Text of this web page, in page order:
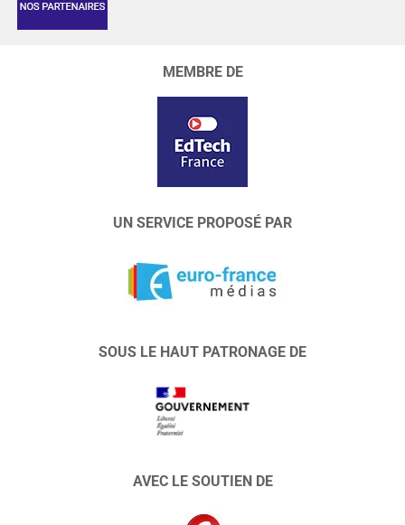
MEMBRE DE
UN SERVICE PROPOSÉ PAR
SOUS LE HAUT PATRONAGE DE
AVEC LE SOUTIEN DE